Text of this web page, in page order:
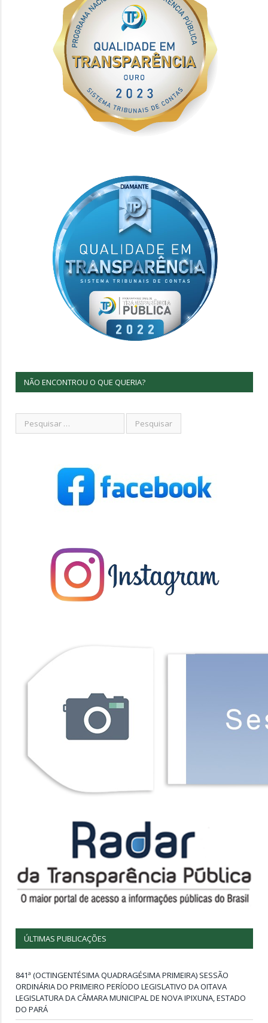
NÃO ENCONTROU O QUE QUERIA?
ÚLTIMAS PUBLICAÇÕES
841ª (OCTINGENTÉSIMA QUADRAGÉSIMA PRIMEIRA) SESSÃO
ORDINÁRIA DO PRIMEIRO PERÍODO LEGISLATIVO DA OITAVA
LEGISLATURA DA CÂMARA MUNICIPAL DE NOVA IPIXUNA, ESTADO
DO PARÁ